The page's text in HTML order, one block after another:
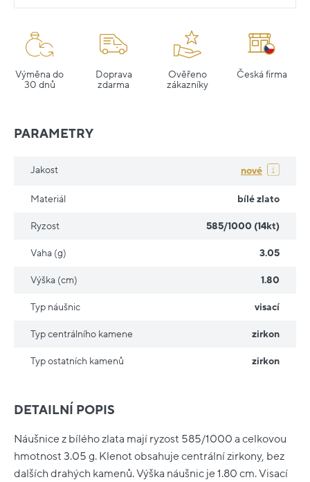
Výměna do
30 dnů
Doprava
zdarma
Ověřeno
zákazníky
Česká firma
DETAILNÍ POPIS
Náušnice z bílého zlata mají ryzost 585/1000 a celkovou
hmotnost 3.05 g. Klenot obsahuje centrální zirkony, bez
dalších drahých kamenů. Výška náušnic je 1.80 cm. Visací
PARAMETRY
Jakost nové
Materiál bílé zlato
Ryzost 585/1000 (14kt)
Vaha (g) 3.05
Výška (cm) 1.80
Typ náušnic visací
Typ centrálního kamene zirkon
Typ ostatních kamenů zirkon